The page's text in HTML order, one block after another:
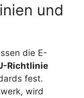
und
die E-
Richtlinie
fest.
wird